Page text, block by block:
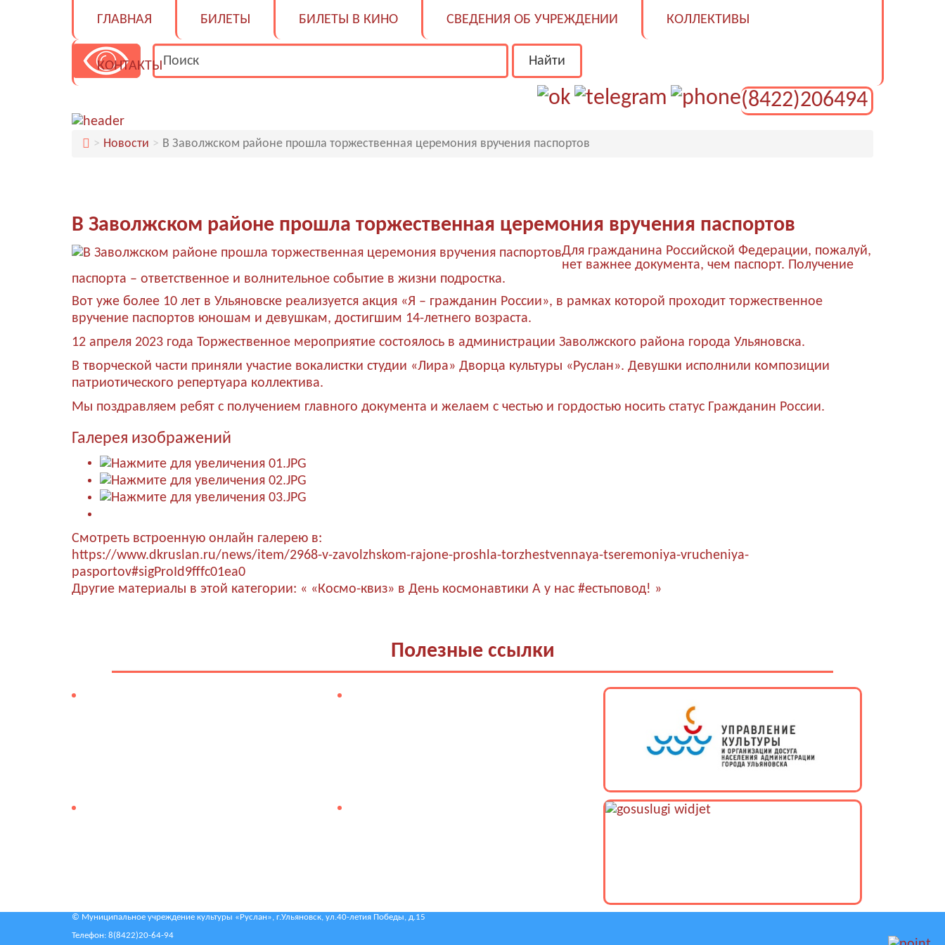
ГЛАВНАЯ БИЛЕТЫ БИЛЕТЫ В КИНО СВЕДЕНИЯ ОБ УЧРЕЖДЕНИИ КОЛЛЕКТИВЫ
КОНТАКТЫ
(8422)206494
Новости В Заволжском районе прошла торжественная церемония вручения паспортов
В Заволжском районе прошла торжественная церемония вручения паспортов
Для гражданина Российской Федерации, пожалуй,
нет важнее документа, чем паспорт. Получение
паспорта – ответственное и волнительное событие в жизни подростка.
Вот уже более 10 лет в Ульяновске реализуется акция «Я – гражданин России», в рамках которой проходит торжественное
вручение паспортов юношам и девушкам, достигшим 14-летнего возраста.
12 апреля 2023 года Торжественное мероприятие состоялось в администрации Заволжского района города Ульяновска.
В творческой части приняли участие вокалистки студии «Лира» Дворца культуры «Руслан». Девушки исполнили композиции
патриотического репертуара коллектива.
Мы поздравляем ребят с получением главного документа и желаем с честью и гордостью носить статус Гражданин России.
Галерея изображений
Смотреть встроенную онлайн галерею в:
https://www.dkruslan.ru/news/item/2968-v-zavolzhskom-rajone-proshla-torzhestvennaya-tseremoniya-vrucheniya-
pasportov#sigProId9fffc01ea0
Другие материалы в этой категории: « «Космо-квиз» в День космонавтики А у нас #естьповод! »
Полезные ссылки
© Муниципальное учреждение культуры «Руслан», г.Ульяновск, ул.40-летия Победы, д.15
Телефон: 8(8422)20-64-94